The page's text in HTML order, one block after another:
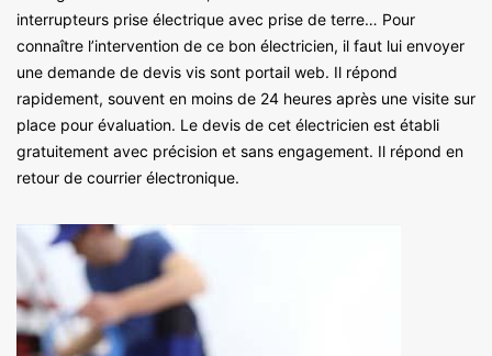
interrupteurs prise électrique avec prise de terre… Pour
connaître l’intervention de ce bon électricien, il faut lui envoyer
une demande de devis vis sont portail web. Il répond
rapidement, souvent en moins de 24 heures après une visite sur
place pour évaluation. Le devis de cet électricien est établi
gratuitement avec précision et sans engagement. Il répond en
retour de courrier électronique.